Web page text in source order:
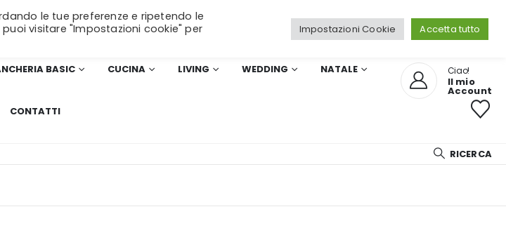
per ordini superiori a 99€!
BASIC CUCINA LIVING WEDDING NATALE
CONTATTI
Ciao!
Il mio
Account
RICERCA
le tue preferenze e ripetendo le
visitare "Impostazioni cookie" per
Impostazioni Cookie Accetta tutto